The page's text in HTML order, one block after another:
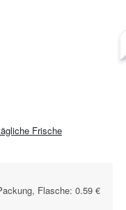
Frische
Flasche: 0.59 €